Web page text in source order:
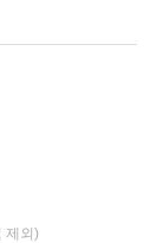
제외)